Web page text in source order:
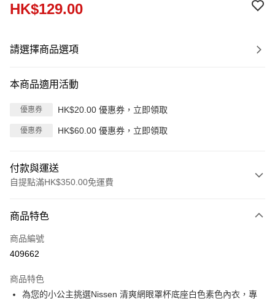
HK$129.00
請選擇商品選項
本商品適用活動
優惠券 HK$20.00 優惠券，立即領取
優惠券 HK$60.00 優惠券，立即領取
付款與運送
自提點滿HK$350.00免運費
信用卡
Apple Pay
PayMe
商品特色
商品編號
409662
商品特色
為您的小公主挑選Nissen 清爽網眼罩杯底座白色素色內衣，專